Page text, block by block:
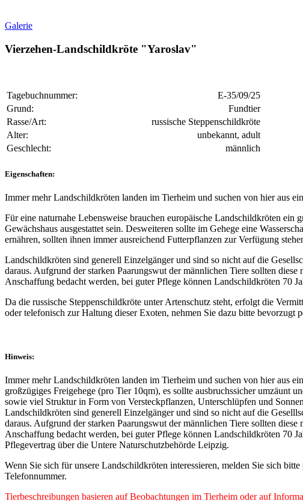
Galerie
Vierzehen-Landschildkröte "Yaroslav"
Tagebuchnummer:
E-35/09/25
Grund:
Fundtier
Rasse/Art:
russische Steppenschildkröte
Alter:
unbekannt, adult
Geschlecht:
männlich
Eigenschaften:
Immer mehr Landschildkröten landen im Tierheim und suchen von hier aus
Für eine naturnahe Lebensweise brauchen europäische Landschildkröten ein
Gewächshaus ausgestattet sein. Desweiteren sollte im Gehege eine
ernähren, sollten ihnen immer ausreichend Futterpflanzen zur Verfügung
Landschildkröten sind generell Einzelgänger und sind so nicht auf die
daraus. Aufgrund der starken Paarungswut der männlichen Tiere sollten
Anschaffung bedacht werden, bei guter Pflege können Landschildkröten 70
Da die russische Steppenschildkröte unter Artenschutz steht, erfolgt die
oder telefonisch zur Haltung dieser Exoten, nehmen Sie dazu bitte
Hinweis:
Immer mehr Landschildkröten landen im Tierheim und suchen von hier aus
großzügiges Freigehege (pro Tier 10qm), es sollte ausbruchssicher umzäunt
sowie viel Struktur in Form von Versteckpflanzen, Unterschlüpfen und
Landschildkröten sind generell Einzelgänger und sind so nicht auf die
daraus. Aufgrund der starken Paarungswut der männlichen Tiere sollten
Anschaffung bedacht werden, bei guter Pflege können Landschildkröten 70
Pflegevertrag über die Untere Naturschutzbehörde Leipzig.
Wenn Sie sich für unsere Landschildkröten interessieren, melden Sie sich
Telefonnummer.
Tierbeschreibungen basieren auf Beobachtungen im Tierheim oder auf